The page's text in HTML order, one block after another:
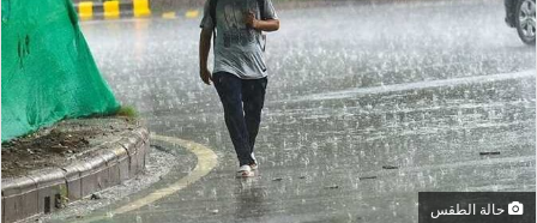
حالة الطقس